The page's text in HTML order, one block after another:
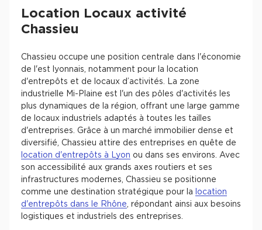
Location Locaux activité
Chassieu
Chassieu occupe une position centrale dans l'économie
de l'est lyonnais, notamment pour la location
d'entrepôts et de locaux d’activités. La zone
industrielle Mi-Plaine est l'un des pôles d'activités les
plus dynamiques de la région, offrant une large gamme
de locaux industriels adaptés à toutes les tailles
d'entreprises. Grâce à un marché immobilier dense et
diversifié, Chassieu attire des entreprises en quête de
location d'entrepôts à Lyon ou dans ses environs. Avec
son accessibilité aux grands axes routiers et ses
infrastructures modernes, Chassieu se positionne
comme une destination stratégique pour la
location
d'entrepôts dans le Rhône, répondant ainsi aux besoins
logistiques et industriels des entreprises.